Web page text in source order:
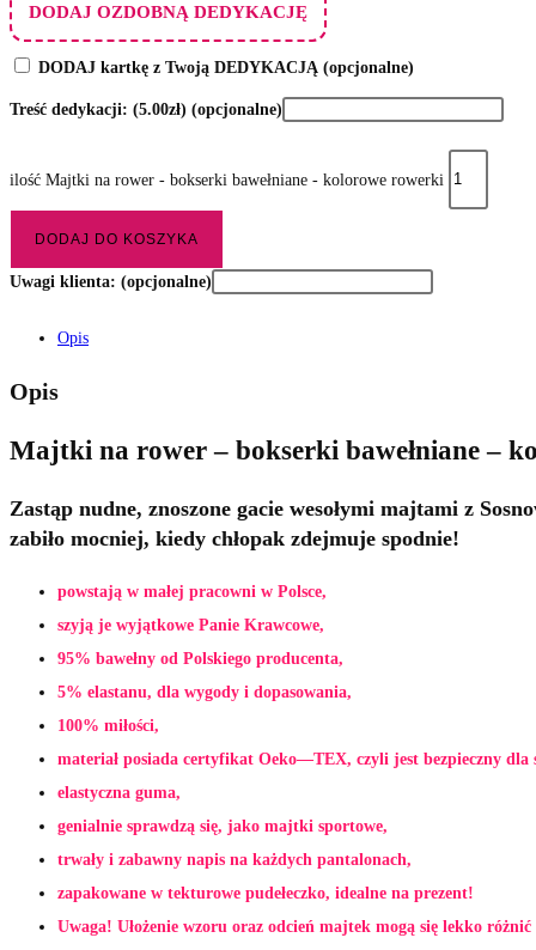
DODAJ OZDOBNĄ DEDYKACJĘ
DODAJ kartkę z Twoją DEDYKACJĄ (opcjonalne)
Treść dedykacji: (5.00zł) (opcjonalne)
ilość Majtki na rower - bokserki bawełniane - kolorowe rowerki
DODAJ DO KOSZYKA
Uwagi klienta: (opcjonalne)
Opis
Opis
Majtki na rower – bokserki bawełniane –
Zastąp nudne, znoszone gacie wesołymi majtami z
zabiło mocniej, kiedy chłopak zdejmuje spodnie!
powstają w małej pracowni w Polsce,
szyją je wyjątkowe Panie Krawcowe,
95% bawełny od Polskiego producenta,
5% elastanu, dla wygody i dopasowania,
100% miłości,
materiał posiada certyfikat Oeko—TEX, czyli jest bezpieczny dla
elastyczna guma,
genialnie sprawdzą się, jako majtki sportowe,
trwały i zabawny napis na każdych pantalonach,
zapakowane w tekturowe pudełeczko, idealne na prezent!
Uwaga! Ułożenie wzoru oraz odcień majtek mogą się lekko